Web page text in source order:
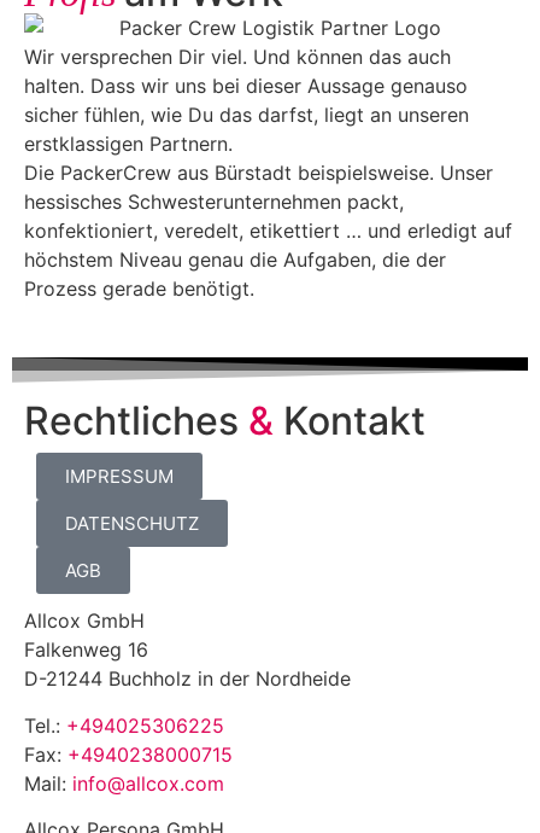
Wir versprechen Dir viel. Und können das auch
halten. Dass wir uns bei dieser Aussage genauso
sicher fühlen, wie Du das darfst, liegt an unseren
erstklassigen Partnern.
Die PackerCrew aus Bürstadt beispielsweise. Unser
hessisches Schwesterunternehmen packt,
konfektioniert, veredelt, etikettiert … und erledigt auf
höchstem Niveau genau die Aufgaben, die der
Prozess gerade benötigt.
Rechtliches & Kontakt
IMPRESSUM
DATENSCHUTZ
AGB
Allcox GmbH
Falkenweg 16
D-21244 Buchholz in der Nordheide
Tel.: +494025306225
Fax: +4940238000715
Mail: info@allcox.com